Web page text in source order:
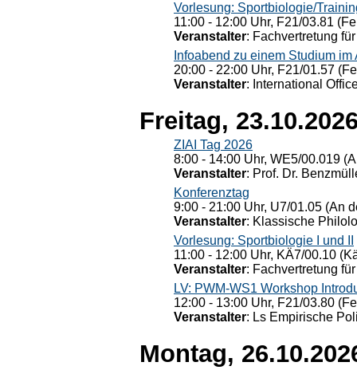
Vorlesung: Sportbiologie/
11:00 - 12:00 Uhr, F21/03.81
Veranstalter: Fachvertretung
Infoabend zu einem Studium im
20:00 - 22:00 Uhr, F21/01.57
Veranstalter: International
Freitag,
ZIAI Tag 2026
8:00 - 14:00 Uhr, WE5/00.019
Veranstalter: Prof. Dr.
Konferenztag
9:00 - 21:00 Uhr, U7/01.05 (An
Veranstalter: Klassische
Vorlesung: Sportbiologie I und II
11:00 - 12:00 Uhr, KÄ7/00.10
Veranstalter: Fachvertretung
LV: PWM-WS1 Workshop
12:00 - 13:00 Uhr, F21/03.80
Veranstalter: Ls Empirische
Montag,